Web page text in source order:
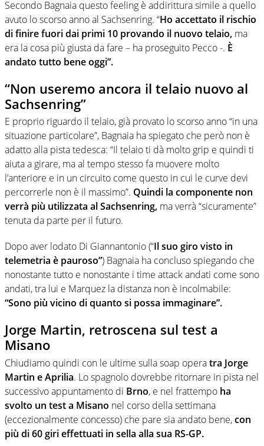
Secondo Bagnaia questo feeling è addirittura simile a quello
avuto lo scorso anno al Sachsenring. “Ho accettato il rischio
di finire fuori dai primi 10 provando il nuovo telaio, ma
era la cosa più giusta da fare – ha proseguito Pecco -. È
andato tutto bene oggi”.
“Non useremo ancora il telaio nuovo al
Sachsenring”
E proprio riguardo il telaio, già provato lo scorso anno “in una
situazione particolare”, Bagnaia ha spiegato che però non è
adatto alla pista tedesca: “Il telaio ti dà molto grip e quindi ti
aiuta a girare, ma al tempo stesso fa muovere molto
l’anteriore e in un circuito come questo in cui le curve devi
percorrerle non è il massimo”. Quindi la componente non
verrà più utilizzata al Sachsenring, ma verrà “sicuramente”
tenuta da parte per il futuro.
Dopo aver lodato Di Giannantonio (“Il suo giro visto in
telemetria è pauroso”) Bagnaia ha concluso spiegando che
nonostante tutto e nonostante i time attack andati come sono
andati, tra lui e Marquez la distanza non è incolmabile:
“Sono più vicino di quanto si possa immaginare”.
Jorge Martin, retroscena sul test a
Misano
Chiudiamo quindi con le ultime sulla soap operatra Jorge
Martin e Aprilia. Lo spagnolo dovrebbe ritornare in pista nel
successivo appuntamento di Brno, e nel frattempo ha
svolto un test a Misano nel corso della settimana
(eccezionalmente concesso) che pare sia andato bene,con
più di 60 giri effettuati in sella alla sua RS-GP.